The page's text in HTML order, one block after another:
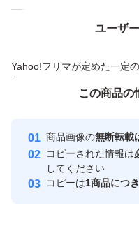
ユーザ
Yahoo!フリマが定めた一定
付与しています
安心取引出品者
取引実績
価格の相談
この商品の
商品画像の無断転載
コピーされた情報は
してください
コピーは1商品につ
この商品をみている人に